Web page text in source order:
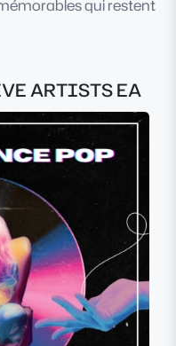
qui restent
ARTISTS EA